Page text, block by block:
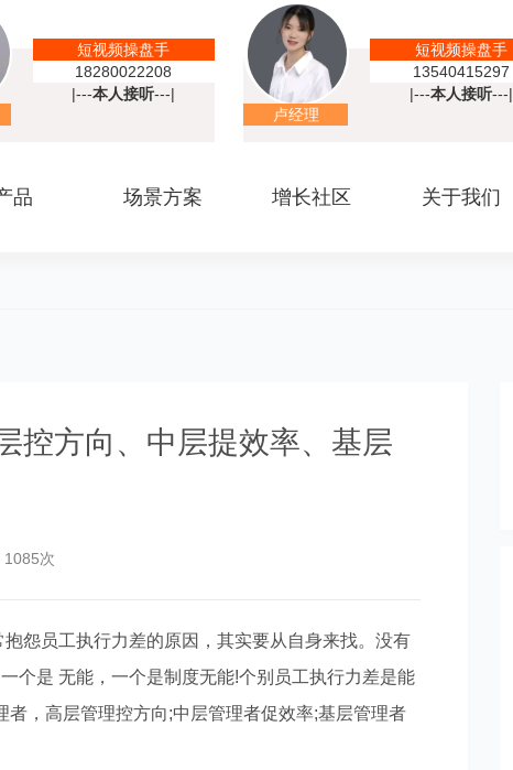
短视频操盘手
18280022208
|---本人接听---|
卢经理
短视频操盘手
13540415297
|---本人接听---|
品 场景方案 增长社区 关于我们
控方向、中层提效率、基层
1085次
员工执行力差的原因，其实要从自身来找。没有
个是 无能，一个是制度无能!个别员工执行力差是能
，高层管理控方向;中层管理者促效率;基层管理者